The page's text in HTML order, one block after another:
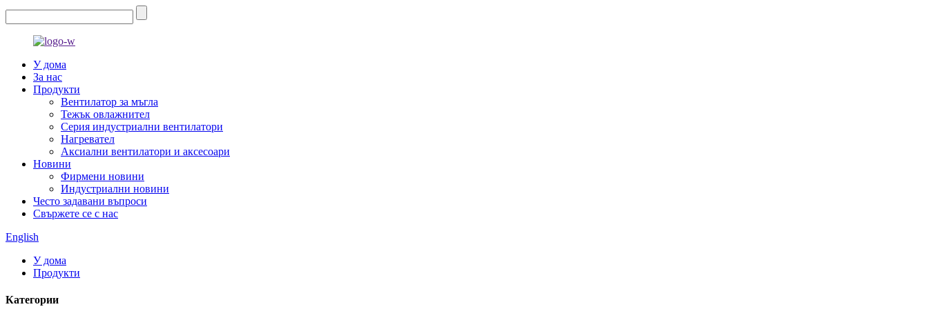
У дома
За нас
Продукти
Вентилатор за мъгла
Тежък овлажнител
Серия индустриални вентилатори
Нагревател
Аксиални вентилатори и аксесоари
Новини
Фирмени новини
Индустриални новини
Често задавани въпроси
Свържете се с нас
English
У дома
Продукти
Категории